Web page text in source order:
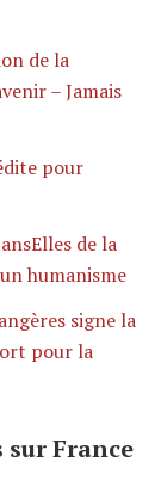
de la
– Jamais
pour
de la
humanisme
signe la
pour la
sur France